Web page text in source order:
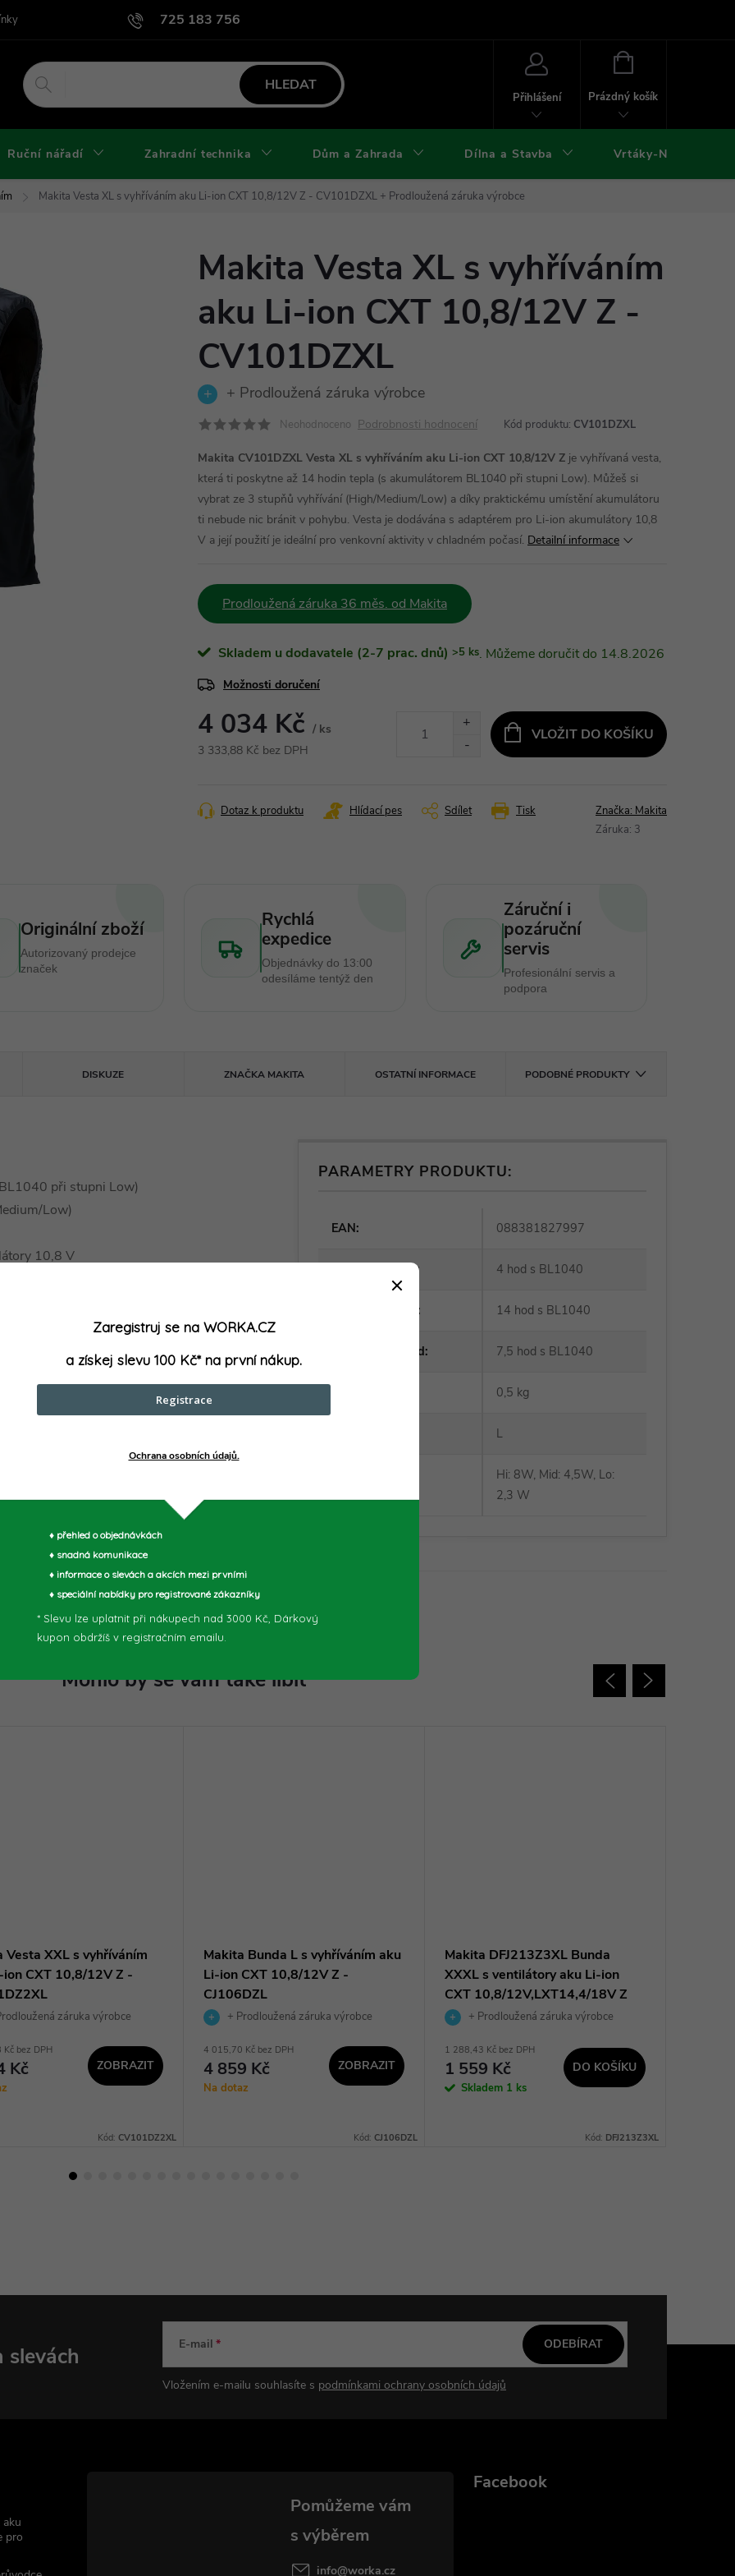
725 183 756
Podmínky užití webu Podmínky ochrany osobních údajů a cookies
HLEDAT
Přihlášení
NÁKUPNÍ
Prázdný košík
Ruční nářadí Zahradní technika Dům a Zahrada Dílna a Stavba Vrtáky-Nástroje
Makita Vesta XL s vyhříváním aku Li-ion CXT 10,8/12V Z - CV101DZXL + Prodloužená záruka výrobce
Makita Vesta XL s vyhříváním
aku Li-ion CXT 10,8/12V Z -
CV101DZXL
+ Prodloužená záruka výrobce
Neohodnoceno Podrobnosti hodnocení Kód produktu: CV101DZXL
Makita CV101DZXL Vesta XL s vyhříváním aku Li-ion CXT 10,8/12V Z je vyhřívaná vesta,
která ti poskytne až 14 hodin tepla (s akumulátorem BL1040 při stupni Low). Můžeš si
vybrat ze 3 stupňů vyhřívání (High/Medium/Low) a díky praktickému umístění akumulátoru
ti nebude nic bránit v pohybu. Vesta je dodávána s adaptérem pro Li-ion akumulátory 10,8
V a její použití je ideální pro venkovní aktivity v chladném počasí. Detailní informace
Prodloužená záruka 36 měs. od Makita
Skladem u dodavatele (2-7 prac. dnů) >5 ks 14.8.2026
Možnosti doručení
4 034 Kč / ks
3 333,88 Kč bez DPH
VLOŽIT DO KOŠÍKU
Tisk
Dotaz k produktu Hlídací pes Sdílet Značka: Makita
Záruka: 3
Originální zboží
Autorizovaný prodejce
značek
Rychlá
expedice
Objednávky do 13:00
odesíláme tentýž den
Záruční i
pozáruční
servis
Profesionální servis a
podpora
DISKUZE ZNAČKA MAKITA OSTATNÍ INFORMACE PODOBNÉ PRODUKTY
při stupni Low)
Low)
10,8 V
kardiaky
PARAMETRY PRODUKTU:
EAN: 088381827997
Doba použití Hi: 4 hod s BL1040
: 14 hod s BL1040
Doba použití Mid: 7,5 hod s BL1040
0,5 kg
L
Hi: 8W, Mid: 4,5W, Lo:
2,3 W
parametry může výrobce změnit bez předchozího upozornění. Obrázky mají ilustrační charakter.
Vesta XXL s vyhříváním
CXT 10,8/12V Z -
záruka výrobce
bez DPH
Kč ZOBRAZIT
Kód: CV101DZ2XL
Makita Bunda L s vyhříváním aku
Li-ion CXT 10,8/12V Z -
CJ106DZL
+ Prodloužená záruka výrobce
4 015,70 Kč bez DPH
4 859 Kč
Na dotaz
ZOBRAZIT
Kód: CJ106DZL
Makita DFJ213Z3XL Bunda
XXXL s ventilátory aku Li-ion
CXT 10,8/12V,LXT14,4/18V Z
+ Prodloužená záruka výrobce
1 288,43 Kč bez DPH
1 559 Kč
Skladem 1 ks
DO KOŠÍKU
Kód: DFJ213Z3XL
slevách E-mail
Vložením e-mailu souhlasíte s podmínkami ochrany osobních údajů
ODEBÍRAT
pro
info@worka.cz
Facebook
Zaregistruj se na WORKA.CZ
a získej slevu 100 Kč* na první nákup.
Registrace
Ochrana osobních údajů.
♦ přehled o objednávkách
♦ snadná komunikace
♦ informace o slevách a akcích mezi prvními
♦ speciální nabídky pro registrované zákazníky
* Slevu lze uplatnit při nákupech nad 3000 Kč, Dárkový
kupon obdržíš v registračním emailu.